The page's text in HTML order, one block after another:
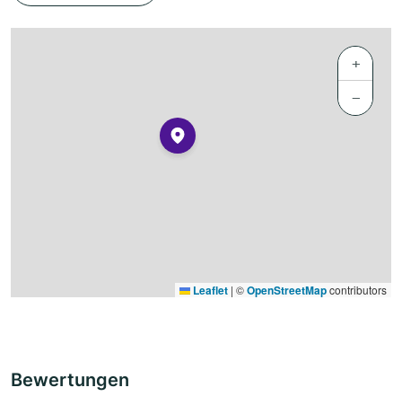
+
−
Leaflet | ©OpenStreetMapcontributors
Bewertungen